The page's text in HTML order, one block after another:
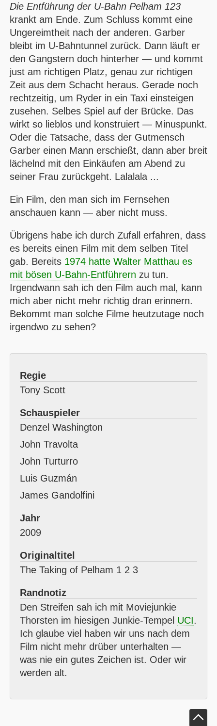
Die Entführung der U-Bahn Pelham 123
krankt am Ende. Zum Schluss kommt eine
Ungereimtheit nach der anderen. Garber
bleibt im U-Bahntunnel zurück. Dann läuft er
den Gangstern doch hinterher — und kommt
just am richtigen Platz, genau zur richtigen
Zeit aus dem Schacht heraus. Gerade noch
rechtzeitig, um Ryder in ein Taxi einsteigen
zusehen. Selbes Spiel auf der Brücke. Das
wirkt so lieblos und konstruiert — Minuspunkt.
Oder die Tatsache, dass der Gutmensch
Garber einen Mann erschießt, dann aber breit
lächelnd mit den Einkäufen am Abend zu
seiner Frau zurückgeht. Lalalala ...
Ein Film, den man sich im Fernsehen
anschauen kann — aber nicht muss.
Übrigens habe ich durch Zufall erfahren, dass
es bereits einen Film mit dem selben Titel
gab. Bereits 1974 hatte Walter Matthau es
mit bösen U-Bahn-Entführern zu tun.
Irgendwann sah ich den Film auch mal, kann
mich aber nicht mehr richtig dran erinnern.
Bekommt man solche Filme heutzutage noch
irgendwo zu sehen?
Regie
Tony Scott
Schauspieler
Denzel Washington
John Travolta
John Turturro
Luis Guzmán
James Gandolfini
Jahr
2009
Originaltitel
The Taking of Pelham 1 2 3
Randnotiz
Den Streifen sah ich mit Moviejunkie
Thorsten im hiesigen Junkie-Tempel UCI.
Ich glaube viel haben wir uns nach dem
Film nicht mehr drüber unterhalten —
was nie ein gutes Zeichen ist. Oder wir
werden alt.
Klick